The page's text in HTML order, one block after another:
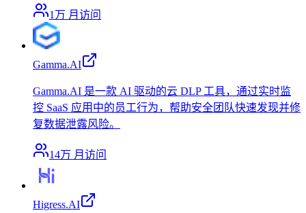
1万 月访问
Gamma.AI
Gamma.AI 是一款 AI 驱动的云 DLP 工具，通过实时监
控 SaaS 应用中的员工行为，帮助安全团队快速发现并修
复数据泄露风险。
14万 月访问
Higress.AI